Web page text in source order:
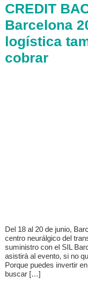
CREDIT
Barcelona
logística
cobrar
Del 18 al 20 de junio,
centro neurálgico del
suministro con el SIL
asistirá al evento, si no
Porque puedes invertir
buscar […]